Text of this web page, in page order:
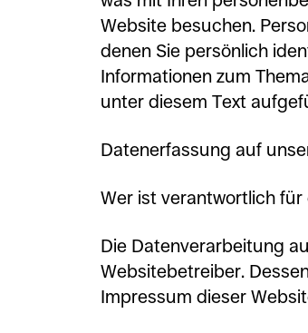
Website besuchen.
denen Sie persönlich
Informationen zum
unter diesem Text
Datenerfassung auf
Wer ist verantwortlich
Die Datenverarbeitung
Websitebetreiber.
Impressum dieser